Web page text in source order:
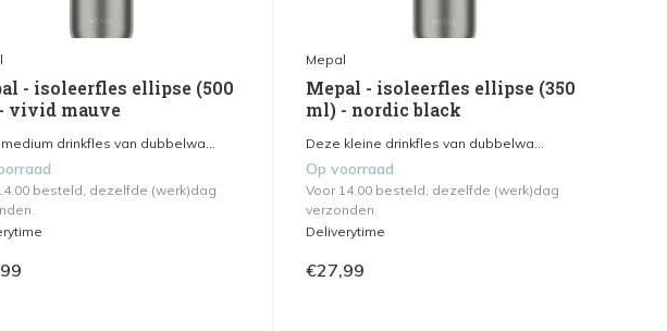
- isoleerfles ellipse (500
vivid mauve
drinkfles van dubbelwa...
besteld, dezelfde (werk)dag
Mepal
Mepal - isoleerfles ellipse (350
ml) - nordic black
Deze kleine drinkfles van dubbelwa...
Op voorraad
Voor 14.00 besteld, dezelfde (werk)dag
verzonden.
Deliverytime
€27,99